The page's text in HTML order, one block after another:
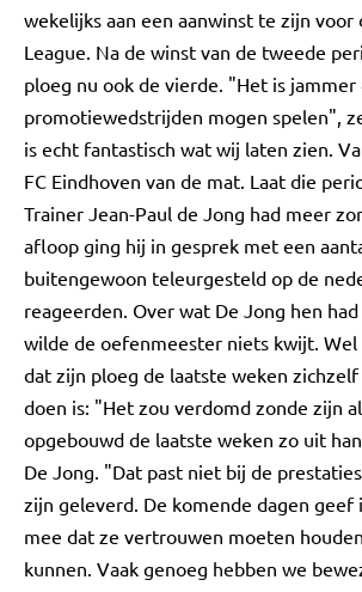
wekelijks aan een aanwinst te zijn voor
League. Na de winst van de tweede
ploeg nu ook de vierde. "Het is jammer
promotiewedstrijden mogen spelen",
is echt fantastisch wat wij laten zien.
FC Eindhoven van de mat. Laat die
Trainer Jean-Paul de Jong had meer
afloop ging hij in gesprek met een
buitengewoon teleurgesteld op de
reageerden. Over wat De Jong hen
wilde de oefenmeester niets kwijt. Wel
dat zijn ploeg de laatste weken
doen is: "Het zou verdomd zonde zijn
opgebouwd de laatste weken zo uit
De Jong. "Dat past niet bij de
zijn geleverd. De komende dagen geef
mee dat ze vertrouwen moeten
kunnen. Vaak genoeg hebben we